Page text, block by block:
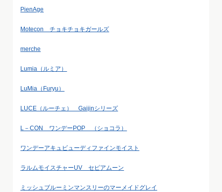
PienAge
Motecon チョキチョキガールズ
merche
Lumia（ルミア）
LuMia（Furyu）
LUCE（ルーチェ） Gaijinシリーズ
L－CON ワンデーPOP （ショコラ）
ワンデーアキュビューディファインモイスト
ラルムモイスチャーUV セピアムーン
ミッシュブルーミンマンスリーのマーメイドグレイ